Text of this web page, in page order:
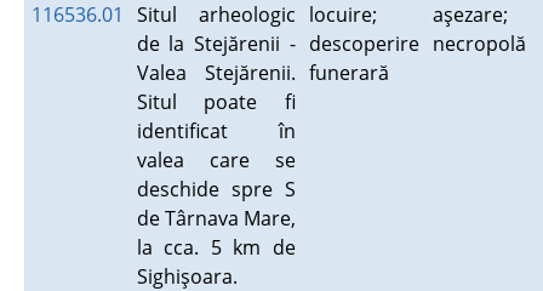
116536.01
Situl arheologic
de la Stejărenii -
Valea Stejărenii.
Situl poate fi
identificat în
valea care se
deschide spre S
de Târnava Mare,
la cca. 5 km de
Sighişoara.
locuire;
descoperire
funerară
aşezare;
necropolă